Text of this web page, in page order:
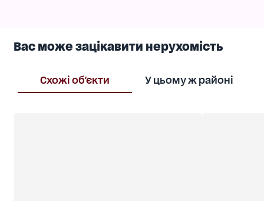
Вас може зацікавити нерухомість
Схожі об'єкти У цьому ж районі